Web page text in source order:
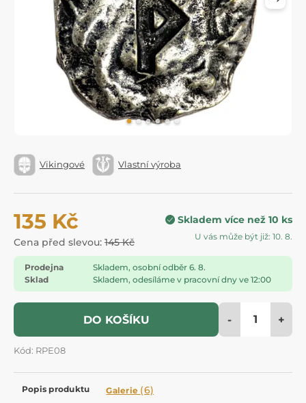
Vikingové Vlastní výroba
135 Kč
Cena před slevou: 145 Kč
Skladem více než 10 ks
U vás může být již: 10. 8.
Prodejna
Skladem, osobní odběr 6. 8.
Sklad
Skladem, odesíláme v pracovní dny ve 12:00
DO KOŠÍKU - +
Kód: RPE08
Popis produktu Galerie (6)